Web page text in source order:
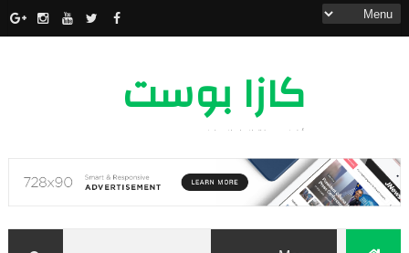
كازا بوست
أخبار مدينة الدار البيضاء